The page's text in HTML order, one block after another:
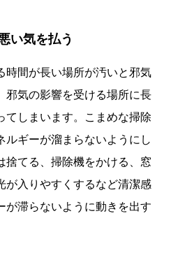
い気を払う
時間が長い場所が汚いと邪気
邪気の影響を受ける場所に長
てしまいます。こまめな掃除
ルギーが溜まらないようにし
捨てる、掃除機をかける、窓
が入りやすくするなど清潔感
が滞らないように動きを出す